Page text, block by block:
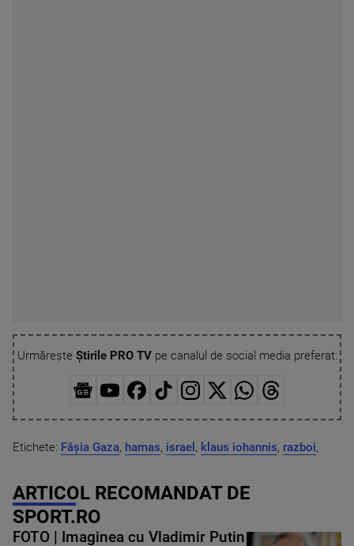
Urmărește Știrile PRO TVpe canalul de social media preferat:
Etichete: Fâșia Gaza, hamas, israel , klaus iohannis, razboi,
ARTICOL RECOMANDAT DE
SPORT.RO
FOTO | Imaginea cu Vladimir Putin